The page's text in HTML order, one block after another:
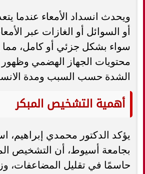
ويحدث انسداد الأمعاء عندما
أو السوائل أو الغازات عبر
سواء بشكل جزئي أو كامل، مما
محتويات الجهاز الهضمي
الشدة حسب السبب ومدة
أهمية التشخيص المبكر
يؤكد الدكتور محمدي إبراهيم،
بجامعة أسيوط، أن التشخيص
حاسمًا في تقليل المضاعفات،